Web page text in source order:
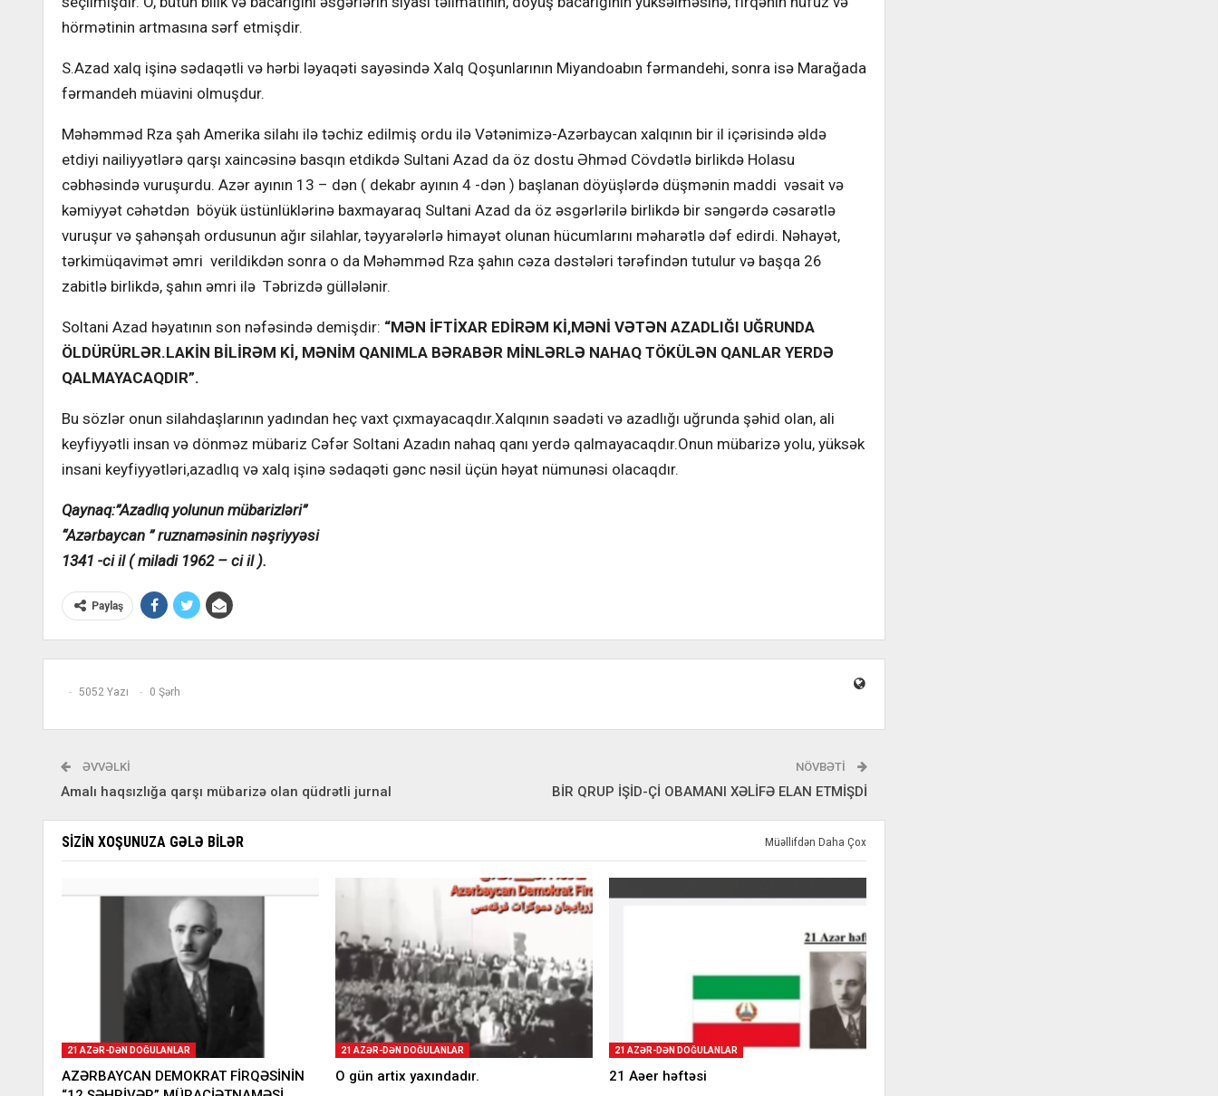
hörmətinin artmasına sərf etmişdir.
S.Azad xalq işinə sədaqətli və hərbi ləyaqəti sayəsində Xalq Qoşunlarının Miyandoabın fərmandehi, sonra isə Marağada
fərmandeh müavini olmuşdur.
Məhəmməd Rza şah Amerika silahı ilə təchiz edilmiş ordu ilə Vətənimizə-Azərbaycan xalqının bir il içərisində əldə
etdiyi nailiyyətlərə qarşı xaincəsinə basqın etdikdə Sultani Azad da öz dostu Əhməd Cövdətlə birlikdə Holasu
cəbhəsində vuruşurdu. Azər ayının 13 – dən ( dekabr ayının 4 -dən ) başlanan döyüşlərdə düşmənin maddi vəsait və
kəmiyyət cəhətdən böyük üstünlüklərinə baxmayaraq Sultani Azad da öz əsgərlərilə birlikdə bir səngərdə cəsarətlə
vuruşur və şahənşah ordusunun ağır silahlar, təyyarələrlə himayət olunan hücumlarını məharətlə dəf edirdi. Nəhayət,
tərkimüqavimət əmri verildikdən sonra o da Məhəmməd Rza şahın cəza dəstələri tərəfindən tutulur və başqa 26
zabitlə birlikdə, şahın əmri ilə Təbrizdə güllələnir.
Soltani Azad həyatının son nəfəsində demişdir: “MƏN İFTİXAR EDİRƏM Kİ,MƏNİ VƏTƏN AZADLIĞI UĞRUNDA
ÖLDÜRÜRLƏR.LAKİN BİLİRƏM Kİ, MƏNİM QANIMLA BƏRABƏR MİNLƏRLƏ NAHAQ TÖKÜLƏN QANLAR YERDƏ
QALMAYACAQDIR”.
Bu sözlər onun silahdaşlarının yadından heç vaxt çıxmayacaqdır.Xalqının səadəti və azadlığı uğrunda şəhid olan, ali
keyfiyyətli insan və dönməz mübariz Cəfər Soltani Azadın nahaq qanı yerdə qalmayacaqdır.Onun mübarizə yolu, yüksək
insani keyfiyyətləri,azadlıq və xalq işinə sədaqəti gənc nəsil üçün həyat nümunəsi olacaqdır.
Qaynaq:”Azadlıq yolunun mübarizləri”
“Azərbaycan ” ruznaməsinin nəşriyyəsi
1341 -ci il ( miladi 1962 – ci il ).
Paylaş
5052 Yazı 0 Şərh
ƏVVƏLKI
Amalı haqsızlığa qarşı mübarizə olan qüdrətli jurnal
NÖVBƏTI
BİR QRUP İŞİD-Çİ OBAMANI XƏLİFƏ ELAN ETMİŞDİ
SIZIN XOŞUNUZA GƏLƏ BILƏR Müəllifdən Daha Çox
21 AZƏR-DƏN DOĞULANLAR
AZƏRBAYCAN DEMOKRAT FİRQƏSİNİN
21 AZƏR-DƏN DOĞULANLAR
O gün artix yaxındadır.
21 AZƏR-DƏN DOĞULANLAR
21 Aəer həftəsi